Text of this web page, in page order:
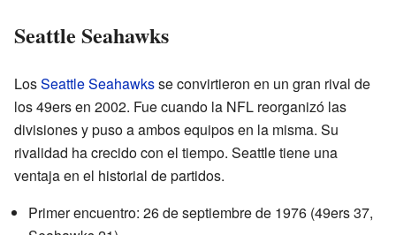
Seattle Seahawks
LosSeattle Seahawksse convirtieron en un gran rival de
los 49ers en 2002. Fue cuando la NFL reorganizó las
divisiones y puso a ambos equipos en la misma. Su
rivalidad ha crecido con el tiempo. Seattle tiene una
ventaja en el historial de partidos.
Primer encuentro: 26 de septiembre de 1976 (49ers 37,